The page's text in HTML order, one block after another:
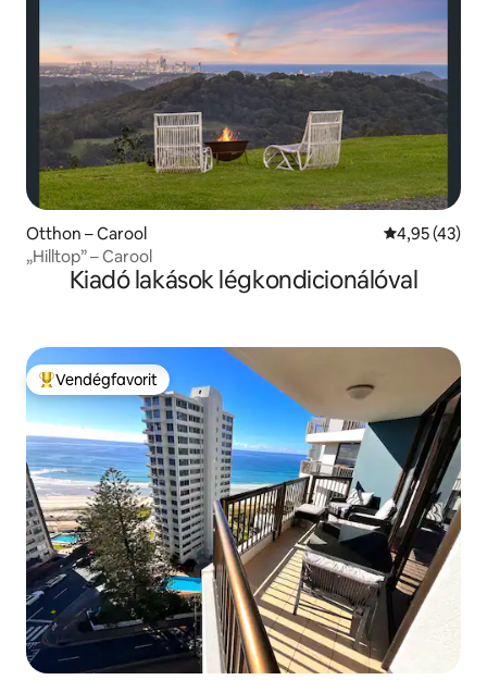
Otthon – Carool Átlagos
4,95 (43)
„Hilltop” – Carool
Kiadó lakások légkondicionálóval
Kiemelt vendégfavorit
Vendégfavorit